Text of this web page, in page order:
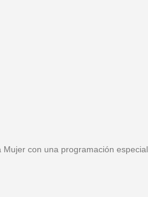
con una programación especial